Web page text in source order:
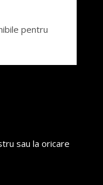
pentru
sau la oricare